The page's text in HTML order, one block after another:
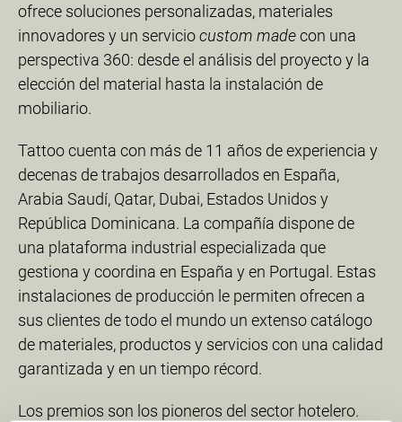
ofrece soluciones personalizadas, materiales
innovadores y un serviciocustom madecon una
perspectiva 360: desde el análisis del proyecto y la
elección del material hasta la instalación de
mobiliario.
Tattoo cuenta con más de 11 años de experiencia y
decenas de trabajos desarrollados en España,
Arabia Saudí, Qatar, Dubai, Estados Unidos y
República Dominicana. La compañía dispone de
una plataforma industrial especializada que
gestiona y coordina en España y en Portugal. Estas
instalaciones de producción le permiten ofrecen a
sus clientes de todo el mundo un extenso catálogo
de materiales, productos y servicios con una calidad
garantizada y en un tiempo récord.
Los premios son los pioneros del sector hotelero.